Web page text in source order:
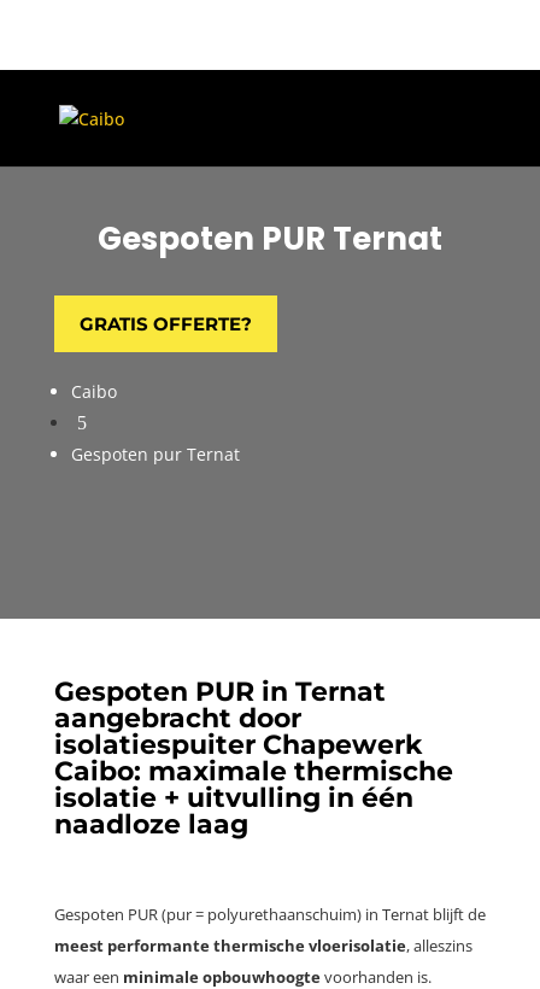
Gespoten PUR Ternat
GRATIS OFFERTE?
Caibo
5
Gespoten pur Ternat
Gespoten PUR in Ternat
aangebracht door
isolatiespuiter Chapewerk
Caibo: maximale thermische
isolatie + uitvulling in één
naadloze laag
Gespoten PUR (pur = polyurethaanschuim) in Ternat blijft de
meest performante thermische vloerisolatie, alleszins
waar een minimale opbouwhoogtevoorhanden is.